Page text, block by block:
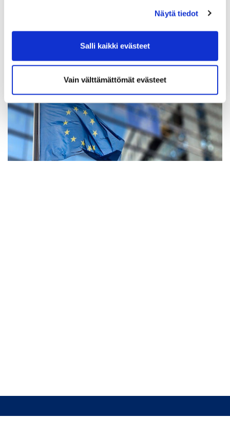
Näytä tiedot
Salli kaikki evästeet
Vain välttämättömät evästeet
Pääosa tilapäistä suojelua saavista muuttaa kuntaan kuitenkin
itsenäisesti tai vastaanottokeskuksen tukitoimia hyödyntäen.
alkukartoitus ja kotoutumissuunnitelma, alaikäisen
kotoutumissuunnitelma tai perheen kotoutumissuunnitelma.